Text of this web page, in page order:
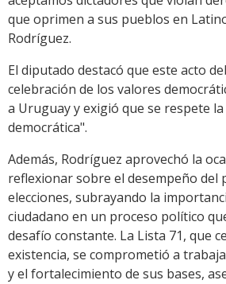
que oprimen a sus pueblos en
Rodríguez.
El diputado destacó que este acto
celebración de los valores
a Uruguay y exigió que se respete
democrática".
Además, Rodríguez aprovechó la
reflexionar sobre el desempeño del
elecciones, subrayando la
ciudadano en un proceso político
desafío constante. La Lista 71, que
existencia, se comprometió a
y el fortalecimiento de sus bases,